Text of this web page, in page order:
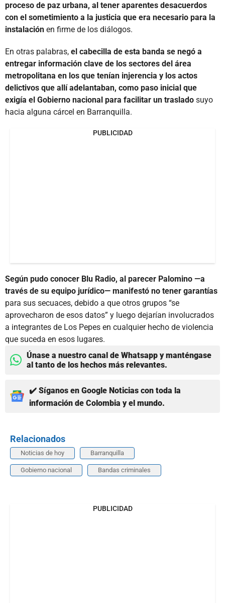
proceso de paz urbana, al tener aparentes desacuerdos
con el sometimiento a la justicia que era necesario para la
instalación en firme de los diálogos.
En otras palabras, el cabecilla de esta banda se negó a
entregar información clave de los sectores del área
metropolitana en los que tenían injerencia y los actos
delictivos que allí adelantaban, como paso inicial que
exigía el Gobierno nacional para facilitar un traslado suyo
hacia alguna cárcel en Barranquilla.
PUBLICIDAD
Según pudo conocer Blu Radio, al parecer Palomino —a
través de su equipo jurídico— manifestó no tener garantías
para sus secuaces, debido a que otros grupos “se
aprovecharon de esos datos” y luego dejarían involucrados
a integrantes de Los Pepes en cualquier hecho de violencia
que suceda en esos lugares.
Únase a nuestro canal de Whatsapp y manténgase
al tanto de los hechos más relevantes.
✔️ Síganos en Google Noticias con toda la
información de Colombia y el mundo.
Relacionados
Noticias de hoy Barranquilla
Gobierno nacional Bandas criminales
PUBLICIDAD